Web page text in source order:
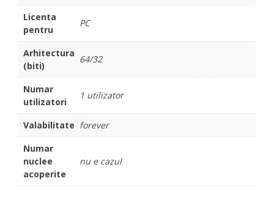
Licenta
pentru
PC
Arhitectura
(biti)
64/32
Numar
utilizatori
1 utilizator
Valabilitate forever
Numar
nuclee
acoperite
nu e cazul